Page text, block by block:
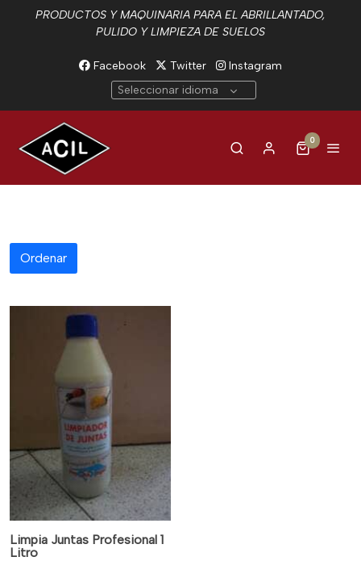
PRODUCTOS Y MAQUINARIA PARA EL ABRILLANTADO,
PULIDO Y LIMPIEZA DE SUELOS
Facebook Twitter
Instagram
Seleccionar idioma
0
Ordenar
Limpia Juntas Profesional 1
Litro